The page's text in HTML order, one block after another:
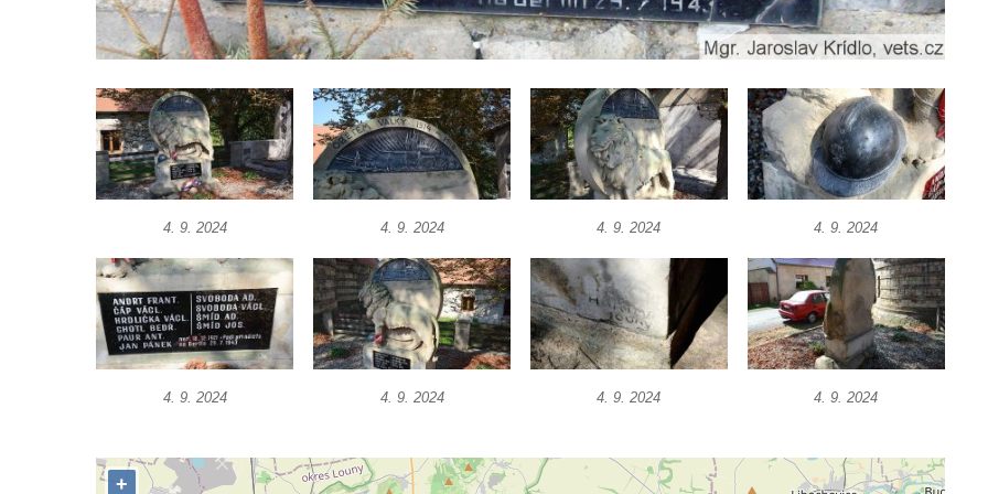
Hrob Václava Kufnera na hřbitově v Lužci
nad Vltavou
Pomník vojákům Rudé armády na hřbitově
v Lužci nad Vltavou
Pomník Ladislava Sedláčka a Karla Pelce u
silnice severně od Lužce nad Vltavou
Kenotaf Alfeda Harnische na hřbitově v
Pomník obětem válek v Hrobčicích
Pomník obětem válek v Mirošovicích
Hrob vojáků Rudé armády na hřbitově v
Hrob Antonína Medáčka na hřbitově v
4. 9. 2024 4. 9. 2024 4. 9. 2024 4. 9. 2024
4. 9. 2024 4. 9. 2024 4. 9. 2024 4. 9. 2024